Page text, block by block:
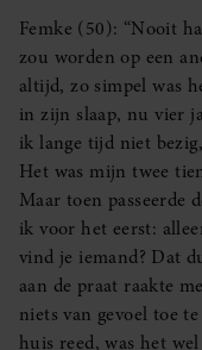
Femke (50): “Nooit
zou worden op een
altijd, zo simpel was
in zijn slaap, nu vier
ik lange tijd niet
Het was mijn twee
Maar toen passeerde
ik voor het eerst:
vind je iemand? Dat
aan de praat raakte
niets van gevoel toe
huis reed, was het